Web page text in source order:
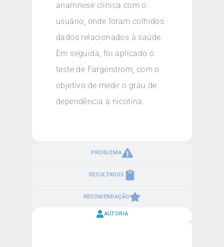
PROBLEMA
RESULTADOS
RECOMENDAÇÃO
anamnese clínica com o
usuário, onde foram colhidos
dados relacionados à saúde.
Em seguida, foi aplicado o
teste de Fargerstrom, com o
objetivo de medir o grau de
dependência à nicotina.
AUTORIA